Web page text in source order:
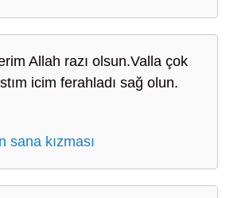
Allah razı olsun.Valla çok
icim ferahladı sağ olun.
sana kızması